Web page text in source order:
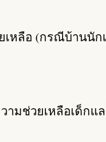
หลือ (กรณีบ้านนัก
มช่วยเหลือเด็กแ